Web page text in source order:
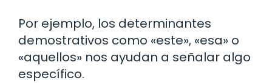
Por ejemplo, los determinantes
demostrativos como «este», «esa» o
«aquellos» nos ayudan a señalar algo
específico.